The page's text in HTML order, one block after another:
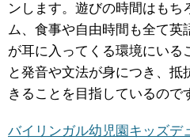
ンします。遊びの時間はもち
ム、食事や自由時間も全て英
が耳に入ってくる環境にいる
と発音や文法が身につき、
きることを目指しているので
バイリンガル幼児園キッズデ